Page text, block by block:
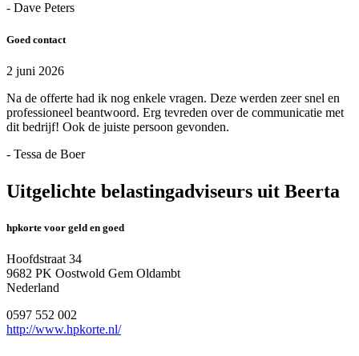
- Dave Peters
Goed contact
2 juni 2026
Na de offerte had ik nog enkele vragen. Deze werden zeer snel en
professioneel beantwoord. Erg tevreden over de communicatie met
dit bedrijf! Ook de juiste persoon gevonden.
- Tessa de Boer
Uitgelichte belastingadviseurs uit Beerta
hpkorte voor geld en goed
Hoofdstraat 34
9682 PK Oostwold Gem Oldambt
Nederland
0597 552 002
http://www.hpkorte.nl/